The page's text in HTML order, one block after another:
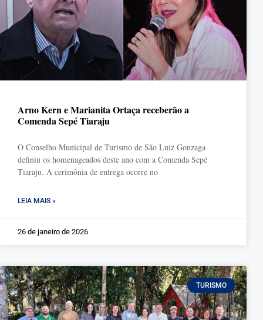
Arno Kern e Marianita Ortaça receberão a
Comenda Sepé Tiaraju
O Conselho Municipal de Turismo de São Luiz Gonzaga
definiu os homenageados deste ano com a Comenda Sepé
Tiaraju. A cerimônia de entrega ocorre no
LEIA MAIS »
26 de janeiro de 2026
TURISMO